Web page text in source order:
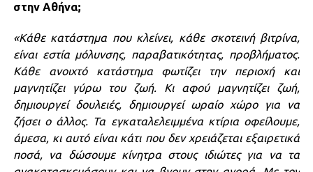
στην Αθήνα;
«Κάθε κατάστημα που κλείνει, κάθε σκοτεινή βιτρίνα,
είναι εστία μόλυνσης, παραβατικότητας, προβλήματος.
Κάθε ανοιχτό κατάστημα φωτίζει την περιοχή και
μαγνητίζει γύρω του ζωή. Κι αφού μαγνητίζει ζωή,
δημιουργεί δουλειές, δημιουργεί ωραίο χώρο για να
ζήσει ο άλλος. Τα εγκαταλελειμμένα κτίρια οφείλουμε,
άμεσα, κι αυτό είναι κάτι που δεν χρειάζεται εξαιρετικά
ποσά, να δώσουμε κίνητρα στους ιδιώτες για να τα